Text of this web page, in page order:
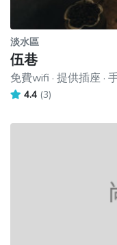
淡水區
伍巷
免費wifi · 提供插座 ·
4.4 (3)